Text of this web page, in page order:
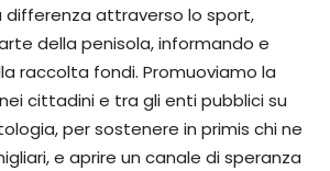
differenza attraverso lo sport,
della penisola, informando e
raccolta fondi. Promuoviamo la
cittadini e tra gli enti pubblici su
per sostenere in primis chi ne
e aprire un canale di speranza